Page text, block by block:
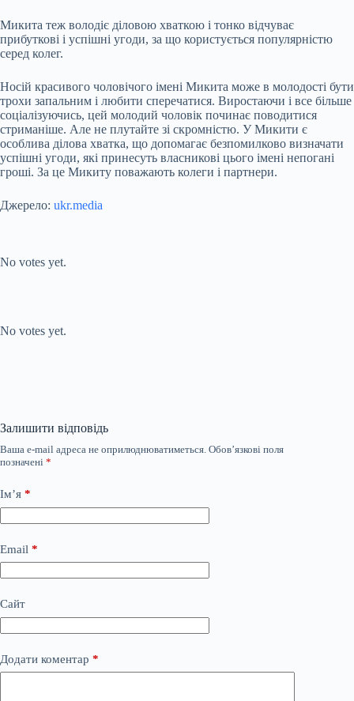
Микита теж володіє діловою хваткою і тонко відчуває
прибуткові і успішні угоди, за що користується популярністю
серед колег.
Носій красивого чоловічого імені Микита може в молодості бути
трохи запальним і любити сперечатися. Виростаючи і все більше
соціалізуючись, цей молодий чоловік починає поводитися
стриманіше. Але не плутайте зі скромністю. У Микити є
особлива ділова хватка, що допомагає безпомилково визначати
успішні угоди, які принесуть власникові цього імені непогані
гроші. За це Микиту поважають колеги і партнери.
Джерело: ukr.media
No votes yet.
No votes yet.
Залишити відповідь
Ваша e-mail адреса не оприлюднюватиметься. Обов’язкові поля
позначені *
Ім’я *
Email *
Сайт
Додати коментар *